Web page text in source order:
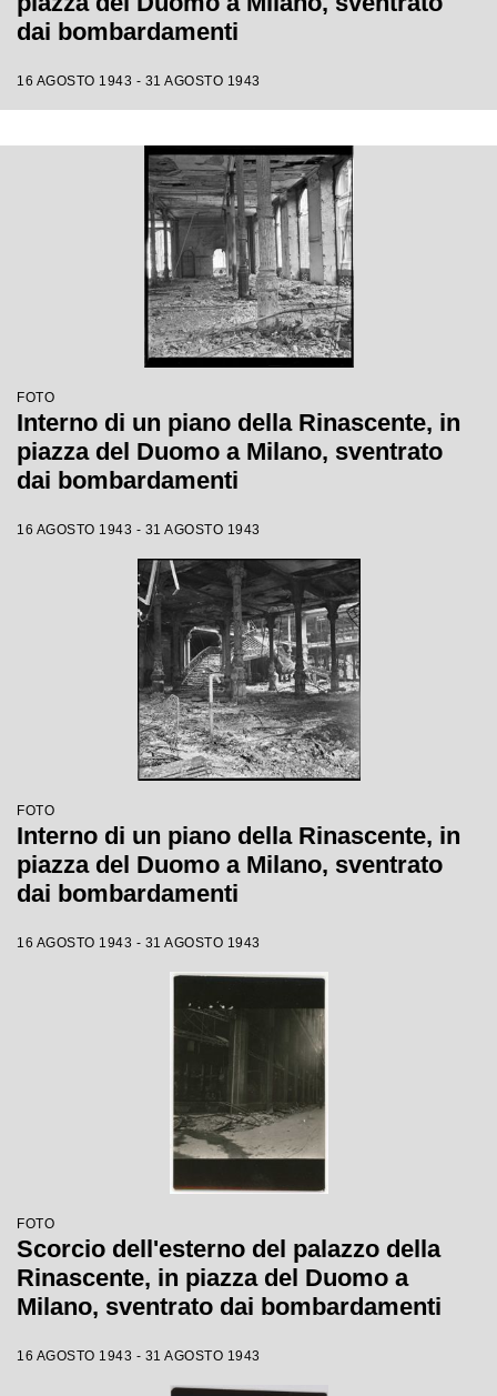
dai bombardamenti
16 AGOSTO 1943 - 31 AGOSTO 1943
FOTO
Interno di un piano della Rinascente, in
piazza del Duomo a Milano, sventrato
dai bombardamenti
16 AGOSTO 1943 - 31 AGOSTO 1943
FOTO
Interno di un piano della Rinascente, in
piazza del Duomo a Milano, sventrato
dai bombardamenti
16 AGOSTO 1943 - 31 AGOSTO 1943
FOTO
Scorcio dell'esterno del palazzo della
Rinascente, in piazza del Duomo a
Milano, sventrato dai bombardamenti
16 AGOSTO 1943 - 31 AGOSTO 1943